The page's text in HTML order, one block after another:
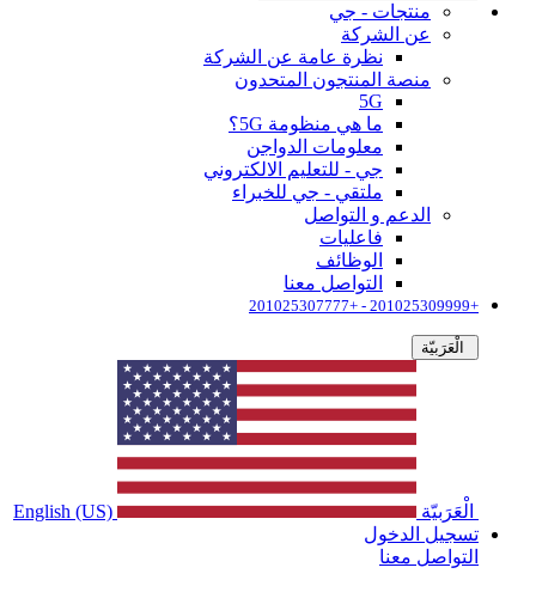
منتجات - جي
عن الشركة
نظرة عامة عن الشركة
منصة المنتجون المتحدون
5G
ما هي منظومة 5G؟
معلومات الدواجن
جي - للتعليم الالكتروني
ملتقي - جي للخبراء
الدعم و التواصل
فاعليات
الوظائف
التواصل معنا
+201025309999 - +201025307777
الْعَرَبيّة
الْعَرَبيّة
English (US)
تسجيل الدخول
التواصل معنا